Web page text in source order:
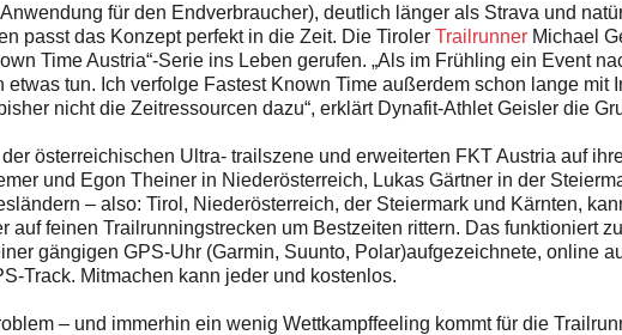
für den Endverbraucher), deutlich länger als Strava und
passt das Konzept perfekt in die Zeit. Die Tiroler Trailrunner Michael
Time Austria“-Serie ins Leben gerufen. „Als im Frühling ein Event
tun. Ich verfolge Fastest Known Time außerdem schon lange mit
nicht die Zeitressourcen dazu“, erklärt Dynafit-Athlet Geisler die
österreichischen Ultra- trailszene und erweiterten FKT Austria auf
und Egon Theiner in Niederösterreich, Lukas Gärtner in der
– also: Tirol, Niederösterreich, der Steiermark und Kärnten,
auf feinen Trailrunningstrecken um Bestzeiten rittern. Das funktioniert
gängigen GPS-Uhr (Garmin, Suunto, Polar)aufgezeichnete, online
Track. Mitmachen kann jeder und kostenlos.
– und immerhin ein wenig Wettkampffeeling kommt für die